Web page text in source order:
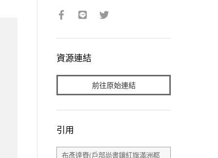
資源連結
前往原始連結
引用